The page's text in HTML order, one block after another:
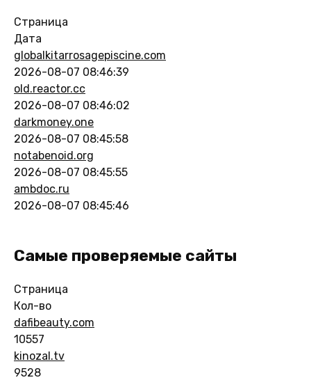
Страница
Дата
globalkitarrosagepiscine.com
2026-08-07 08:46:39
old.reactor.cc
2026-08-07 08:46:02
darkmoney.one
2026-08-07 08:45:58
notabenoid.org
2026-08-07 08:45:55
ambdoc.ru
2026-08-07 08:45:46
Самые проверяемые сайты
Страница
Кол-во
dafibeauty.com
10557
kinozal.tv
9528